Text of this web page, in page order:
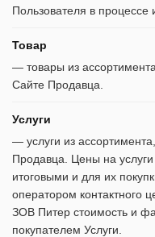
Пользователя в процессе
Товар
— товары из
Сайте Продавца.
Услуги
— услуги из
Продавца. Цены на
итоговыми и для их
оператором контактного
ЗОВ Питер стоимость и
покупателем Услуги.